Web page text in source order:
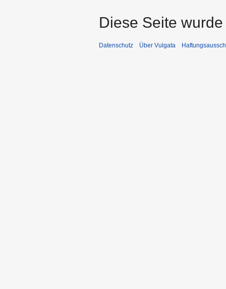
Diese Seite
Datenschutz Über Vulgata